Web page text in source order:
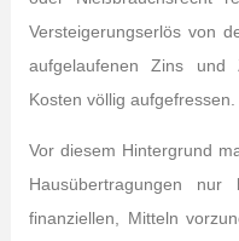
Versteigerungserlös von
aufgelaufenen Zins und
Kosten völlig aufgefressen.
Vor diesem Hintergrund
Hausübertragungen
finanziellen, Mitteln